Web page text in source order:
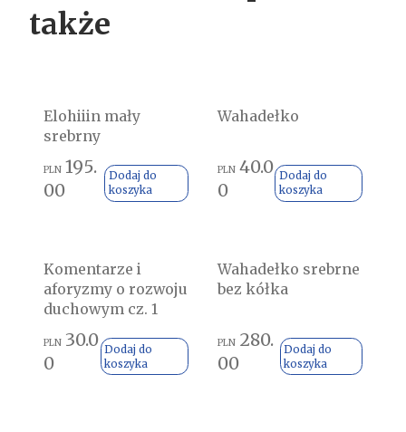
także
Elohiiin mały
srebrny
PLN 195.
00
Dodaj do
koszyka
Wahadełko
PLN 40.0
0
Dodaj do
koszyka
Komentarze i
aforyzmy o rozwoju
duchowym cz. 1
PLN 30.0
0
Dodaj do
koszyka
Wahadełko srebrne
bez kółka
PLN 280.
00
Dodaj do
koszyka